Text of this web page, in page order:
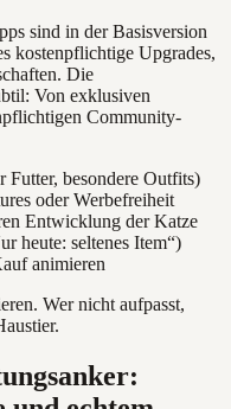
sind in der Basisversion
kostenpflichtige Upgrades,
Die
Von exklusiven
Community-
besondere Outfits)
oder Werbefreiheit
Entwicklung der Katze
heute: seltenes Item“)
animieren
Wer nicht aufpasst,